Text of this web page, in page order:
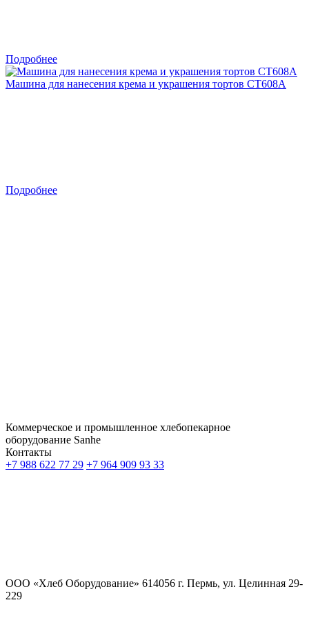
Подробнее
Машина для нанесения крема и украшения тортов CT608A
Подробнее
Коммерческое и промышленное хлебопекарное
оборудование Sanhe
Контакты
+7 988 622 77 29 +7 964 909 93 33
ООО «Хлеб Оборудование» 614056 г. Пермь, ул. Целинная 29-
229